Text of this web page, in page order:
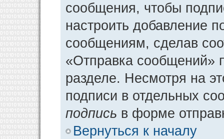
сообщения, чтобы
настроить добавление
сообщениям, сделав
«Отправка сообщений»
разделе. Несмотря на
подписи в отдельных
подпись в форме
Вернуться к началу